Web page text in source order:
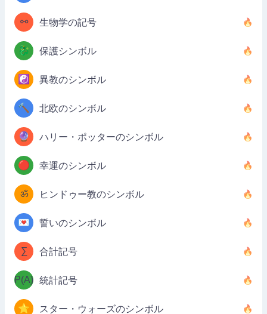
⚯ 生物学の記号
🐉 保護シンボル
☯️ 異教のシンボル
🔨 北欧のシンボル
🔮 ハリー・ポッターのシンボル
🔴 幸運のシンボル
ॐ ヒンドゥー教のシンボル
💌 誓いのシンボル
∑ 合計記号
P(A) 統計記号
⭐ スター・ウォーズのシンボル